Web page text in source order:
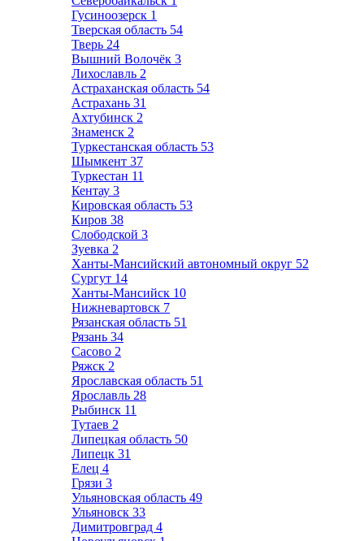
Гусиноозерск 1
Тверская область 54
Тверь 24
Вышний Волочёк 3
Лихославль 2
Астраханская область 54
Астрахань 31
Ахтубинск 2
Знаменск 2
Туркестанская область 53
Шымкент 37
Туркестан 11
Кентау 3
Кировская область 53
Киров 38
Слободской 3
Зуевка 2
Ханты-Мансийский автономный округ 52
Сургут 14
Ханты-Мансийск 10
Нижневартовск 7
Рязанская область 51
Рязань 34
Сасово 2
Ряжск 2
Ярославская область 51
Ярославль 28
Рыбинск 11
Тутаев 2
Липецкая область 50
Липецк 31
Елец 4
Грязи 3
Ульяновская область 49
Ульяновск 33
Димитровград 4